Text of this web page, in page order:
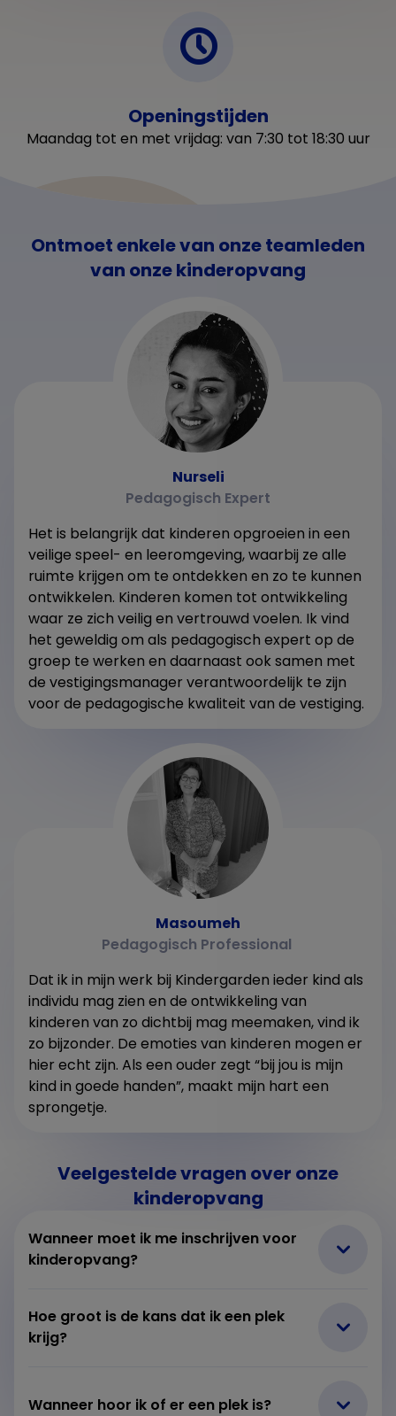
Openingstijden
Maandag tot en met vrijdag: van 7:30 tot 18:30 uur
Ontmoet enkele van onze teamleden
van onze kinderopvang
Nurseli
Pedagogisch Expert
Het is belangrijk dat kinderen opgroeien in een
veilige speel- en leeromgeving, waarbij ze alle
ruimte krijgen om te ontdekken en zo te kunnen
ontwikkelen. Kinderen komen tot ontwikkeling
waar ze zich veilig en vertrouwd voelen. Ik vind
het geweldig om als pedagogisch expert op de
groep te werken en daarnaast ook samen met
de vestigingsmanager verantwoordelijk te zijn
voor de pedagogische kwaliteit van de vestiging.
Masoumeh
Pedagogisch Professional
Dat ik in mijn werk bij Kindergarden ieder kind als
individu mag zien en de ontwikkeling van
kinderen van zo dichtbij mag meemaken, vind ik
zo bijzonder. De emoties van kinderen mogen er
hier echt zijn. Als een ouder zegt “bij jou is mijn
kind in goede handen”, maakt mijn hart een
sprongetje.
Veelgestelde vragen over onze
kinderopvang
Wanneer moet ik me inschrijven voor
kinderopvang?
Hoe groot is de kans dat ik een plek
krijg?
Wanneer hoor ik of er een plek is?